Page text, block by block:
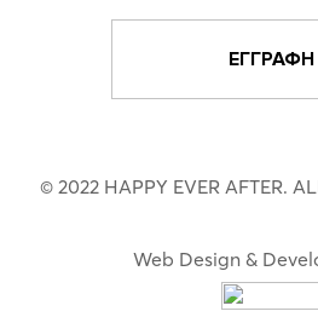
© 2022 HAPPY EVER AFTER.
Web Design &